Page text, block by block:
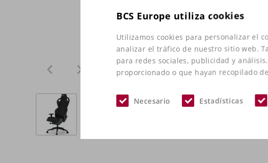
BCS Europe utiliza cookies
Utilizamos cookies para personalizar el
analizar el tráfico de nuestro sitio web.
para redes sociales, publicidad y
proporcionado o que hayan recopilado
Necesario Estadísticas